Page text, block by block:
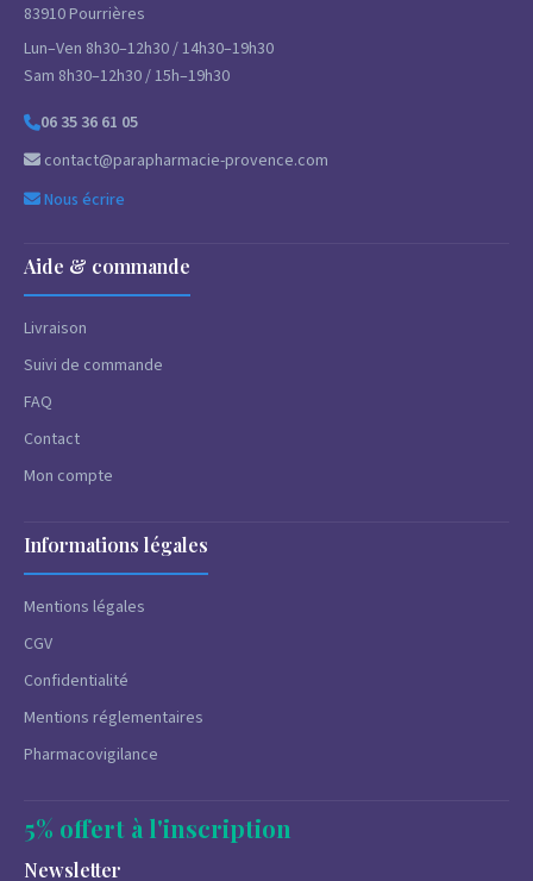
83910 Pourrières
Lun–Ven 8h30–12h30 / 14h30–19h30
Sam 8h30–12h30 / 15h–19h30
06 35 36 61 05
contact@parapharmacie-provence.com
Nous écrire
Aide & commande
Livraison
Suivi de commande
FAQ
Contact
Mon compte
Informations légales
Mentions légales
CGV
Confidentialité
Mentions réglementaires
Pharmacovigilance
5% offert à l'inscription
Newsletter